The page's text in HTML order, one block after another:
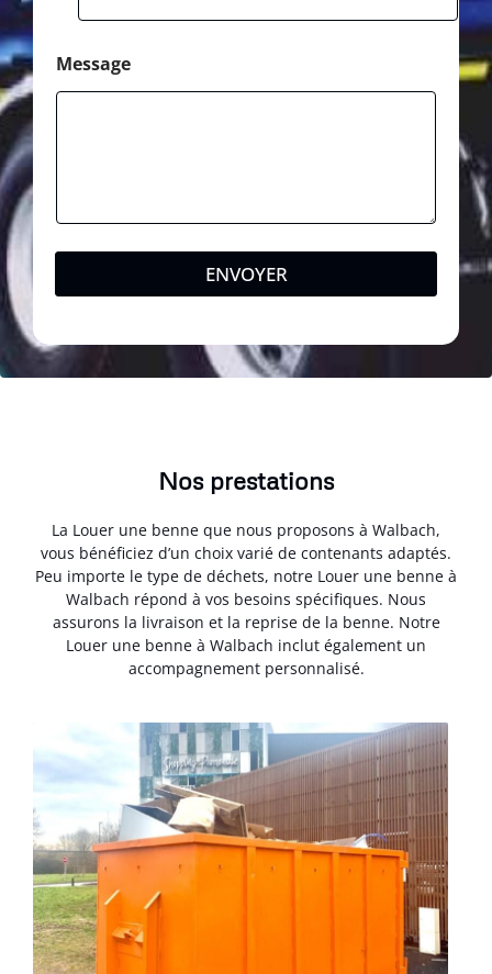
Message
ENVOYER
Nos prestations
La Louer une benne que nous proposons à Walbach,
vous bénéficiez d’un choix varié de contenants adaptés.
Peu importe le type de déchets, notre Louer une benne à
Walbach répond à vos besoins spécifiques. Nous
assurons la livraison et la reprise de la benne. Notre
Louer une benne à Walbach inclut également un
accompagnement personnalisé.